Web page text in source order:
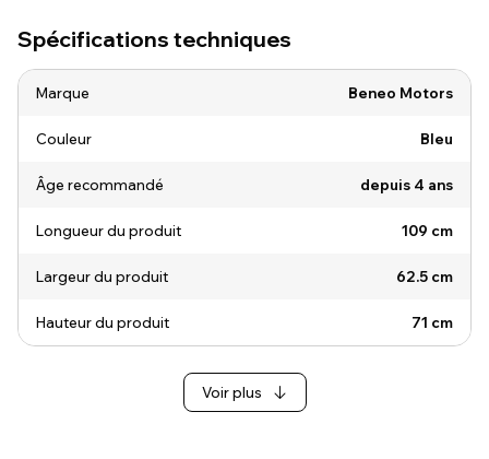
Spécifications techniques
Marque Beneo Motors
Couleur Bleu
Âge recommandé depuis 4 ans
Longueur du produit 109 cm
Largeur du produit 62.5 cm
Hauteur du produit 71 cm
Voir plus